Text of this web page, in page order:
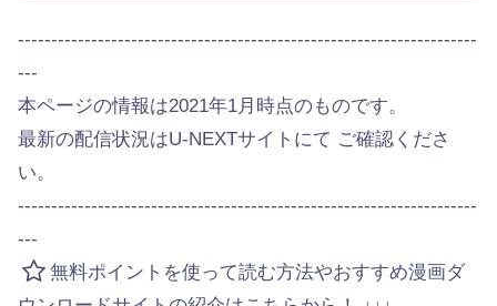
---------------------------------------------------------------------
---
本ページの情報は2021年1月時点のものです。
最新の配信状況はU-NEXTサイトにて ご確認くださ
い。
---------------------------------------------------------------------
---
無料ポイントを使って読む方法やおすすめ漫画ダ